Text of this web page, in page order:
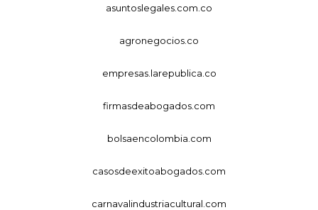
asuntoslegales.com.co
agronegocios.co
empresas.larepublica.co
firmasdeabogados.com
bolsaencolombia.com
casosdeexitoabogados.com
carnavalindustriacultural.com